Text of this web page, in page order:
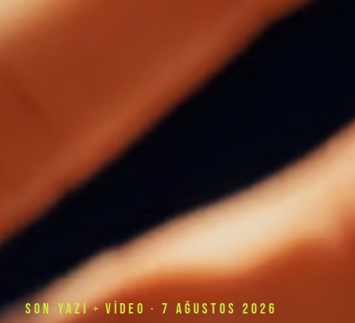
SON YAZI + VIDEO · 7 AĞUSTOS 2026